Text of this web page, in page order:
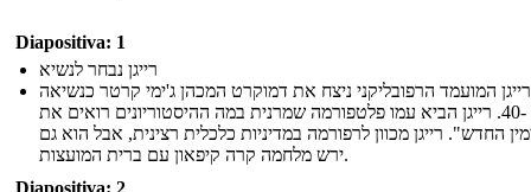
Diapositiva: 1
רייגן נבחר לנשיא
רייגן המועמד הרפובליקני ניצח את דמוקרט המכהן ג'ימי קרטר כנשיאה
ה -40. רייגן הביא עמו פלטפורמה שמרנית במה ההיסטוריונים רואים את
החדש". רייגן מכוון לרפורמה במדיניות כלכלית רצינית, אבל הוא גם
ירש מלחמה קרה קיפאון עם ברית המועצות.
Diapositiva: 2